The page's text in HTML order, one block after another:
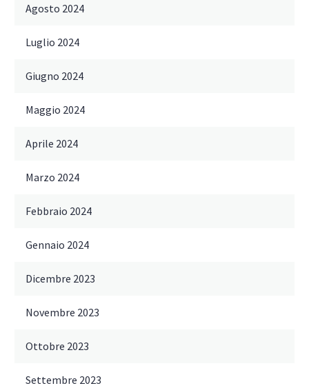
Agosto 2024
Luglio 2024
Giugno 2024
Maggio 2024
Aprile 2024
Marzo 2024
Febbraio 2024
Gennaio 2024
Dicembre 2023
Novembre 2023
Ottobre 2023
Settembre 2023